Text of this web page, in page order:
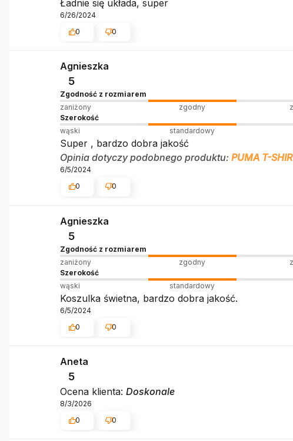
Ładnie się układa, super
6/26/2024
0
0
Agnieszka
5
Zgodność z rozmiarem
zaniżony
zgodny
Szerokość
wąski
standardowy
Super , bardzo dobra jakość
Opinia dotyczy podobnego produktu: PUMA T-
6/5/2024
0
0
Agnieszka
5
Zgodność z rozmiarem
zaniżony
zgodny
Szerokość
wąski
standardowy
Koszulka świetna, bardzo dobra jakość.
6/5/2024
0
0
Aneta
5
Ocena klienta: Doskonale
8/3/2026
0
0